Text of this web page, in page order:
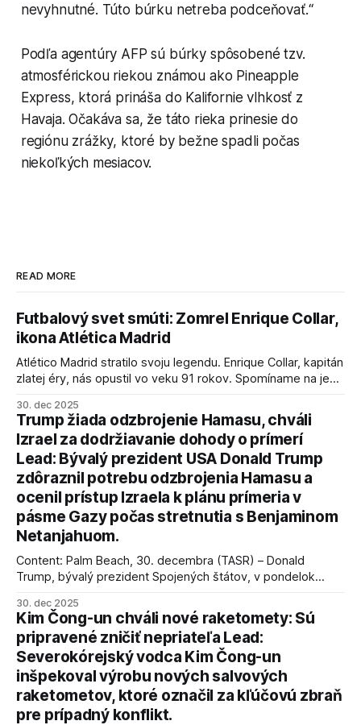
nevyhnutné. Túto búrku netreba podceňovať.“
Podľa agentúry AFP sú búrky spôsobené tzv.
atmosférickou riekou známou ako Pineapple
Express, ktorá prináša do Kalifornie vlhkosť z
Havaja. Očakáva sa, že táto rieka prinesie do
regiónu zrážky, ktoré by bežne spadli počas
niekoľkých mesiacov.
READ MORE
Futbalový svet smúti: Zomrel Enrique Collar,
ikona Atlética Madrid
Atlético Madrid stratilo svoju legendu. Enrique Collar, kapitán
zlatej éry, nás opustil vo veku 91 rokov. Spomíname na jeho
30. dec 2025
Trump žiada odzbrojenie Hamasu, chváli
Izrael za dodržiavanie dohody o prímerí
Lead: Bývalý prezident USA Donald Trump
zdôraznil potrebu odzbrojenia Hamasu a
ocenil prístup Izraela k plánu prímeria v
pásme Gazy počas stretnutia s Benjaminom
Netanjahuom.
Content: Palm Beach, 30. decembra (TASR) – Donald
Trump, bývalý prezident Spojených štátov, v pondelok
kľúčové pre úspešné dosiahnutie prímeria v Gaze. Agentúra
AFP informuje, že Trump vyjadril presvedčenie, že Izrael plní
podmienky dohody o prí
30. dec 2025
Kim Čong-un chváli nové raketomety: Sú
pripravené zničiť nepriateľa Lead:
Severokórejský vodca Kim Čong-un
inšpekoval výrobu nových salvových
raketometov, ktoré označil za kľúčovú zbraň
pre prípadný konflikt.